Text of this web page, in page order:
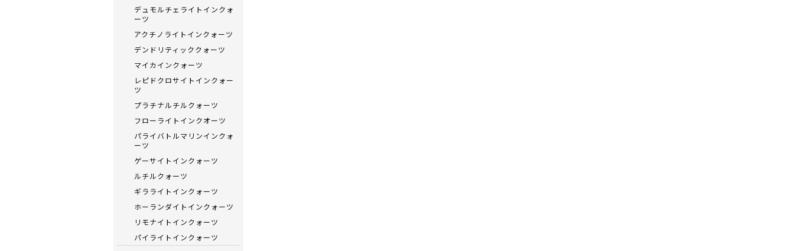
デュモルチェライトインクォ
ーツ
アクチノライトインクォーツ
デンドリティッククォーツ
マイカインクォーツ
レピドクロサイトインクォー
ツ
プラチナルチルクォーツ
フローライトインクオーツ
パライバトルマリンインクォ
ーツ
ゲーサイトインクォーツ
ルチルクォーツ
ギラライトインクォーツ
ホーランダイトインクォーツ
リモナイトインクォーツ
パイライトインクォーツ